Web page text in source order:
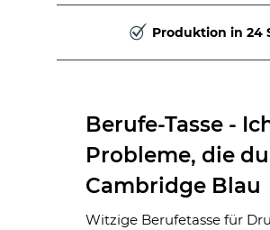
Produktion in 24
Berufe-Tasse -
Probleme, die
Cambridge Blau
Witzige Berufetasse für